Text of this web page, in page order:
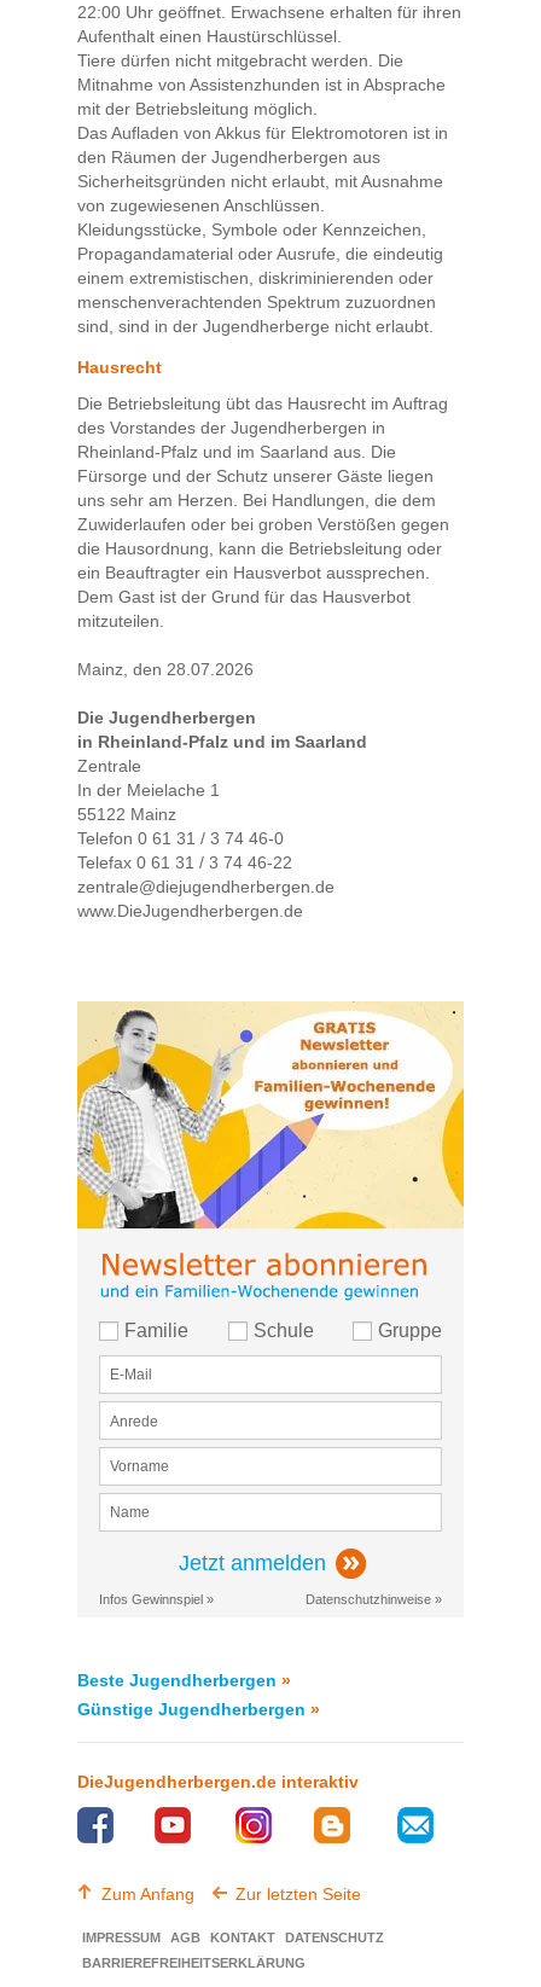
22:00 Uhr geöffnet. Erwachsene erhalten für ihren
Aufenthalt einen Haustürschlüssel.
Tiere dürfen nicht mitgebracht werden. Die
Mitnahme von Assistenzhunden ist in Absprache
mit der Betriebsleitung möglich.
Das Aufladen von Akkus für Elektromotoren ist in
den Räumen der Jugendherbergen aus
Sicherheitsgründen nicht erlaubt, mit Ausnahme
von zugewiesenen Anschlüssen.
Kleidungsstücke, Symbole oder Kennzeichen,
Propagandamaterial oder Ausrufe, die eindeutig
einem extremistischen, diskriminierenden oder
menschenverachtenden Spektrum zuzuordnen
sind, sind in der Jugendherberge nicht erlaubt.
Hausrecht
Die Betriebsleitung übt das Hausrecht im Auftrag
des Vorstandes der Jugendherbergen in
Rheinland-Pfalz und im Saarland aus. Die
Fürsorge und der Schutz unserer Gäste liegen
uns sehr am Herzen. Bei Handlungen, die dem
Zuwiderlaufen oder bei groben Verstößen gegen
die Hausordnung, kann die Betriebsleitung oder
ein Beauftragter ein Hausverbot aussprechen.
Dem Gast ist der Grund für das Hausverbot
mitzuteilen.
Mainz, den 28.07.2026
Die Jugendherbergen
in Rheinland-Pfalz und im Saarland
Zentrale
In der Meielache 1
55122 Mainz
Telefon 0 61 31 / 3 74 46-0
Telefax 0 61 31 / 3 74 46-22
zentrale@diejugendherbergen.de
www.DieJugendherbergen.de
Familie Schule Gruppe
Jetzt anmelden
Infos Gewinnspiel » Datenschutzhinweise »
Beste Jugendherbergen »
Günstige Jugendherbergen »
DieJugendherbergen.de interaktiv
Zum Anfang Zur letzten Seite
IMPRESSUM AGB KONTAKT
DATENSCHUTZ
BARRIEREFREIHEITSERKLÄRUNG